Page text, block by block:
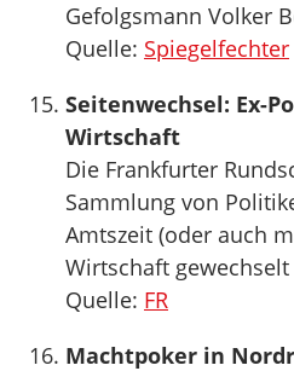
Gefolgsmann Volker
Quelle: Spiegelfechter
Seitenwechsel: Ex-
Wirtschaft
Die Frankfurter
Sammlung von
Amtszeit (oder auch
Wirtschaft
Quelle: FR
Machtpoker in